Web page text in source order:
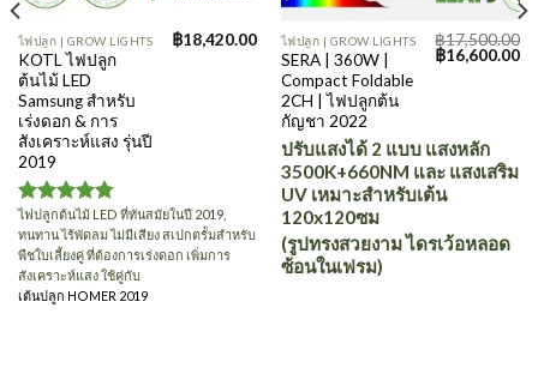
ไฟปลูก | GROW LIGHTS
KOTL ไฟปลูก
ต้นไม้ LED
Samsung สำหรับ
เร่งดอก & การ
สังเคราะห์แสง รุ่นปี
2019
Rated4.75
out of 5
฿18,420.00
ไฟปลูกต้นไม้ LED ที่ทันสมัยในปี 2019,
ทนทาน ไร้พัดลม ไม่มีเสียง สเปกตรั้มสำหรับ
พืชใบเลี้ยงคู่ ที่ต้องการเร่งดอก เพิ่มการ
สังเคราะห์แสง ใช้คู่กับ
เต้นปลูก HOMER 2019
ไฟปลูก | GROW LIGHTS
SERA | 360W |
Compact Foldable
2CH | ไฟปลูกต้น
กัญชา 2022
฿17,500.00
Original
price
฿16,600.00
ปรับแสงได้ 2 แบบ แสงหลัก
3500K+660NM และ แสงเสริม
UV เหมาะสำหรับเต้น
120x120ซม
(รูปทรงสวยงาม ไดรเว้อหลอด
ซ้อนในเฟรม)